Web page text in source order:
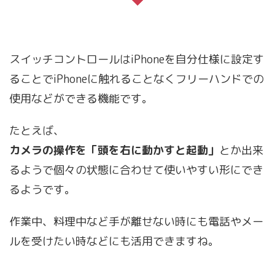
スイッチコントロールはiPhoneを自分仕様に設定す
ることでiPhoneに触れることなくフリーハンドでの
使用などができる機能です。
たとえば、
カメラの操作を「頭を右に動かすと起動」 とか出来
るようで個々の状態に合わせて使いやすい形にでき
るようです。
作業中、料理中など手が離せない時にも電話やメー
ルを受けたい時などにも活用できますね。